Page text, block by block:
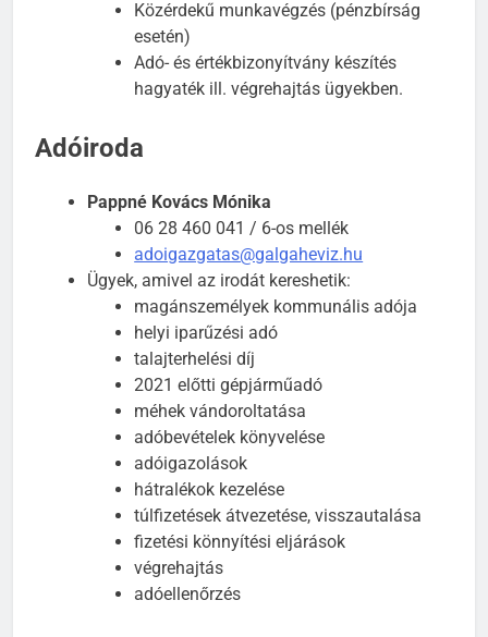
Közérdekű munkavégzés (pénzbírság
esetén)
Adó- és értékbizonyítvány készítés
hagyaték ill. végrehajtás ügyekben.
Adóiroda
Pappné Kovács Mónika
06 28 460 041 / 6-os mellék
adoigazgatas@galgaheviz.hu
Ügyek, amivel az irodát kereshetik:
magánszemélyek kommunális adója
helyi iparűzési adó
talajterhelési díj
2021 előtti gépjárműadó
méhek vándoroltatása
adóbevételek könyvelése
adóigazolások
hátralékok kezelése
túlfizetések átvezetése, visszautalása
fizetési könnyítési eljárások
végrehajtás
adóellenőrzés